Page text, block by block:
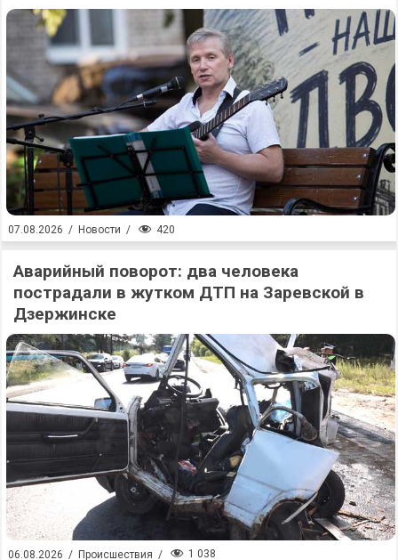
07.08.2026 / Новости / 420
Аварийный поворот: два человека
пострадали в жутком ДТП на Заревской в
Дзержинске
06.08.2026 / Происшествия / 1 038